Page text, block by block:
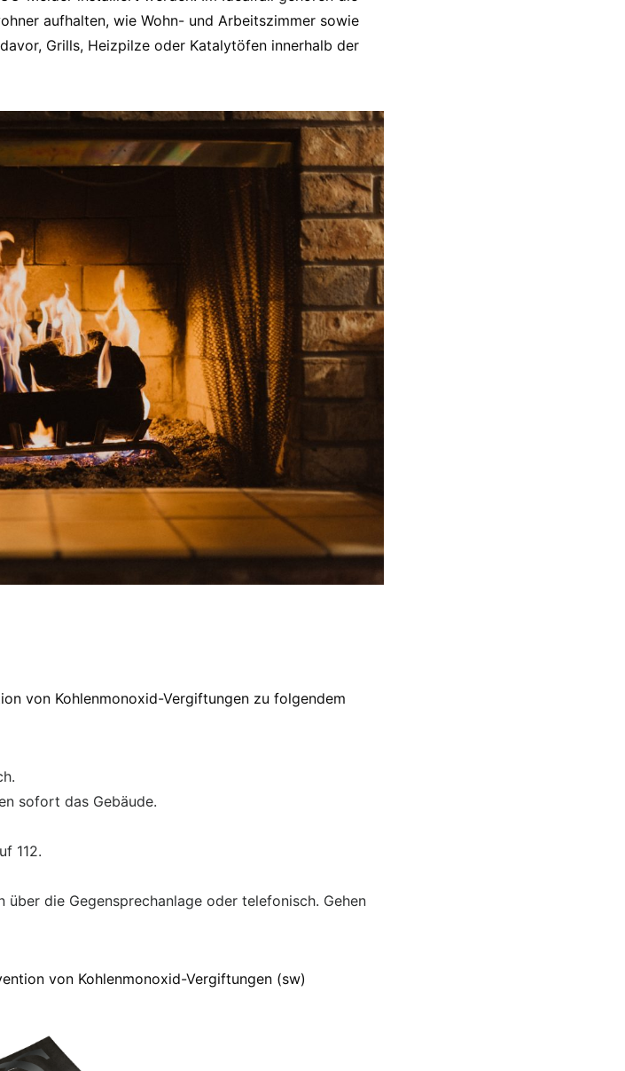
aufhalten, wie Wohn- und Arbeitszimmer sowie
Grills, Heizpilze oder Katalytöfen innerhalb der
von Kohlenmonoxid-Vergiftungen zu folgendem
sofort das Gebäude.
112.
die Gegensprechanlage oder telefonisch. Gehen
von Kohlenmonoxid-Vergiftungen (sw)